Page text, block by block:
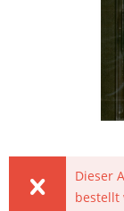
Dieser
bestellt